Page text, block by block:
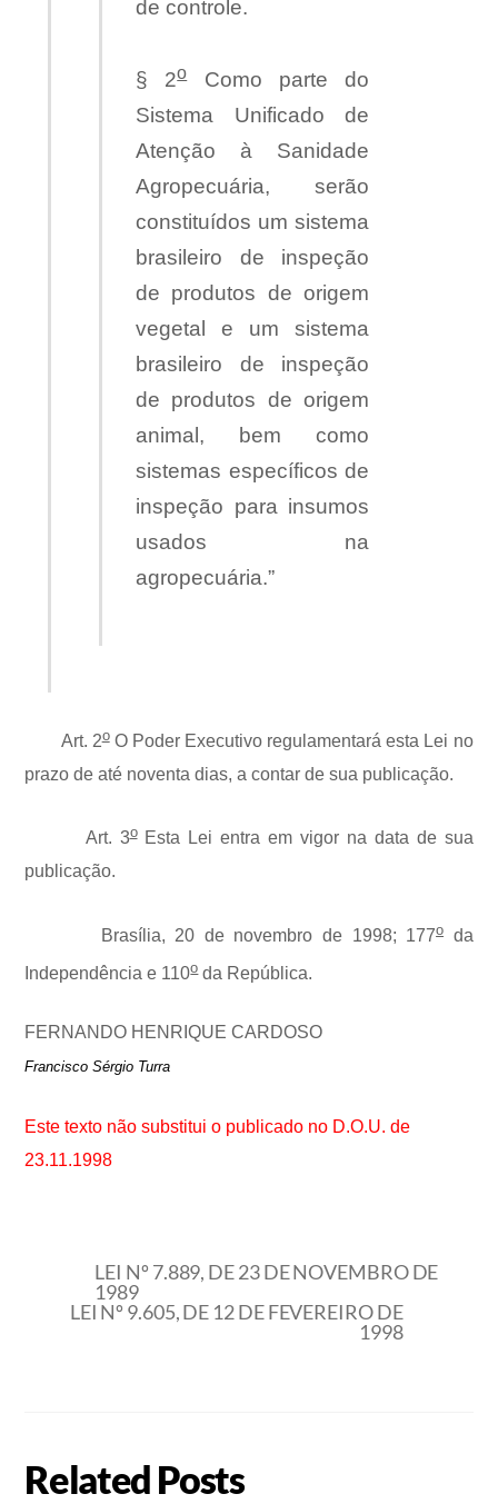
de controle.
§ 2oComo parte do
Sistema Unificado de
Atenção à Sanidade
Agropecuária, serão
constituídos um sistema
brasileiro de inspeção
de produtos de origem
vegetal e um sistema
brasileiro de inspeção
de produtos de origem
animal, bem como
sistemas específicos de
inspeção para insumos
usados na
agropecuária.”
Art. 2oO Poder Executivo regulamentará esta Lei no
prazo de até noventa dias, a contar de sua publicação.
Art. 3oEsta Lei entra em vigor na data de sua
publicação.
Brasília, 20 de novembro de 1998; 177o da
Independência e 110oda República.
FERNANDO HENRIQUE CARDOSO
Francisco Sérgio Turra
Este texto não substitui o publicado no D.O.U. de
23.11.1998
LEI Nº 7.889, DE 23 DE NOVEMBRO DE
1989
LEI Nº 9.605, DE 12 DE FEVEREIRO DE
1998
Related Posts